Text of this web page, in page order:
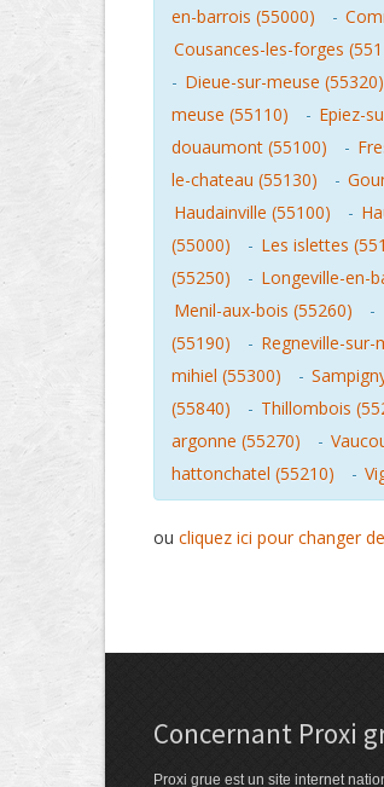
en-barrois (55000)
-
Cousances-les-forges
- Dieue-sur-meuse (55320)
meuse (55110)
- Epiez-
douaumont (55100)
-
le-chateau (55130)
-
Haudainville (55100)
-
(55000)
- Les islettes
(55250)
- Longeville-en-
Menil-aux-bois (55260)
-
(55190)
- Regneville-sur-
mihiel (55300)
-
(55840)
- Thillombois
argonne (55270)
-
hattonchatel (55210)
-
ou cliquez ici pour changer
Concernant Proxi
Proxi grue est un site internet